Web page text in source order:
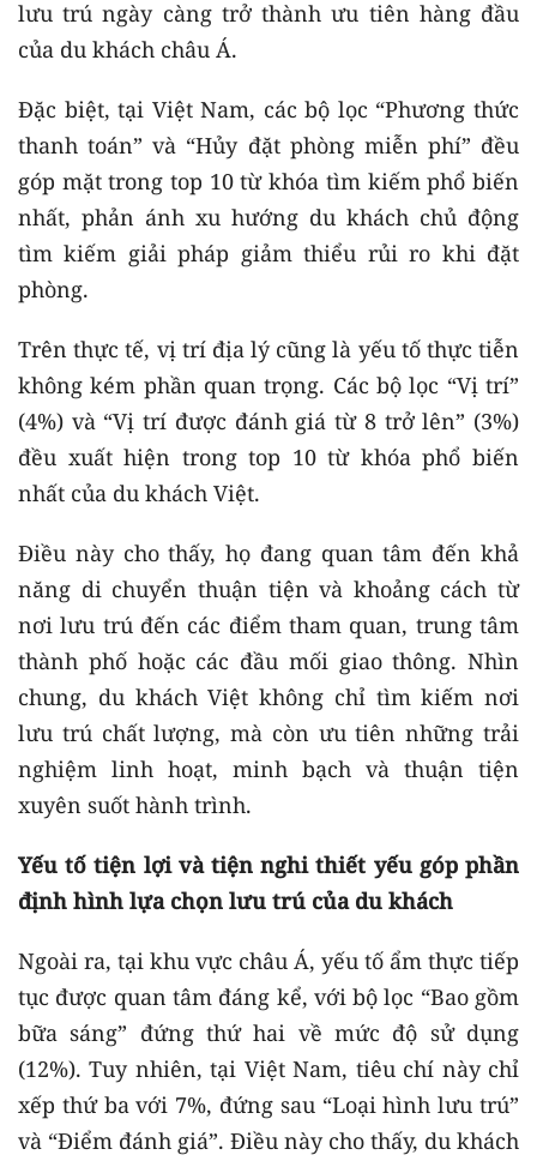
lưu trú ngày càng trở thành ưu tiên hàng đầu
của du khách châu Á.
Đặc biệt, tại Việt Nam, các bộ lọc “Phương thức
thanh toán” và “Hủy đặt phòng miễn phí” đều
góp mặt trong top 10 từ khóa tìm kiếm phổ biến
nhất, phản ánh xu hướng du khách chủ động
tìm kiếm giải pháp giảm thiểu rủi ro khi đặt
phòng.
Trên thực tế, vị trí địa lý cũng là yếu tố thực tiễn
không kém phần quan trọng. Các bộ lọc “Vị trí”
(4%) và “Vị trí được đánh giá từ 8 trở lên” (3%)
đều xuất hiện trong top 10 từ khóa phổ biến
nhất của du khách Việt.
Điều này cho thấy, họ đang quan tâm đến khả
năng di chuyển thuận tiện và khoảng cách từ
nơi lưu trú đến các điểm tham quan, trung tâm
thành phố hoặc các đầu mối giao thông. Nhìn
chung, du khách Việt không chỉ tìm kiếm nơi
lưu trú chất lượng, mà còn ưu tiên những trải
nghiệm linh hoạt, minh bạch và thuận tiện
xuyên suốt hành trình.
Yếu tố tiện lợi và tiện nghi thiết yếu góp phần
định hình lựa chọn lưu trú của du khách
Ngoài ra, tại khu vực châu Á, yếu tố ẩm thực tiếp
tục được quan tâm đáng kể, với bộ lọc “Bao gồm
bữa sáng” đứng thứ hai về mức độ sử dụng
(12%). Tuy nhiên, tại Việt Nam, tiêu chí này chỉ
xếp thứ ba với 7%, đứng sau “Loại hình lưu trú”
và “Điểm đánh giá”. Điều này cho thấy, du khách